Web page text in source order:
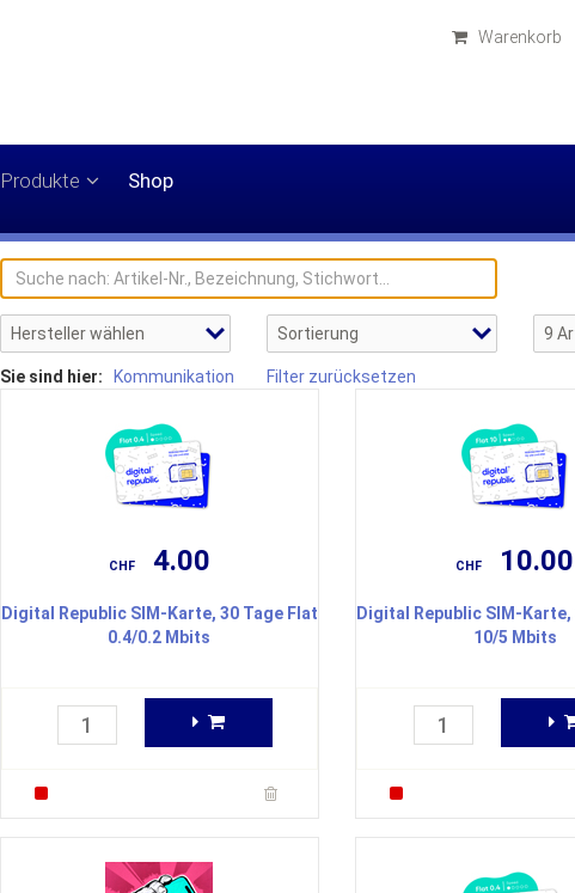
Warenkorb
Produkte Shop
Sie sind hier: Kommunikation Filter zurücksetzen
CHF 4.00
Digital Republic SIM-Karte, 30 Tage Flat
0.4/0.2 Mbits
CHF 10.00
Digital Republic SIM-Karte,
10/5 Mbits